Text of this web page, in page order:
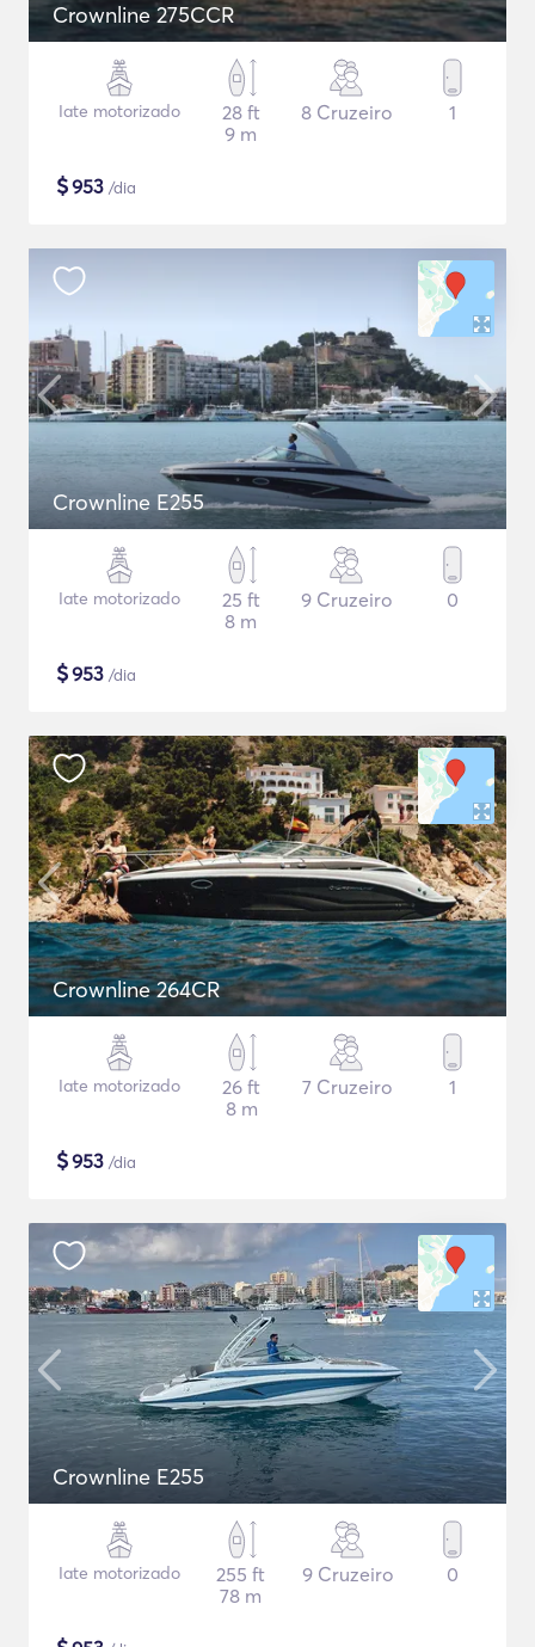
Crownline 275CCR
Iate motorizado
28 ft
9 m
8 Cruzeiro 1
$953 /dia
Crownline E255
Iate motorizado
25 ft
8 m
9 Cruzeiro 0
$953 /dia
Crownline 264CR
Iate motorizado
26 ft
8 m
7 Cruzeiro 1
$953 /dia
Crownline E255
Iate motorizado
255 ft
78 m
9 Cruzeiro 0